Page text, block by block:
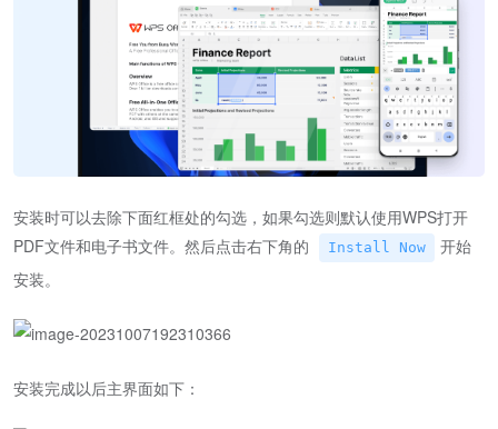
安装时可以去除下面红框处的勾选，如果勾选则默认使用WPS打开
PDF文件和电子书文件。然后点击右下角的
Install Now
开始
安装。
安装完成以后主界面如下：